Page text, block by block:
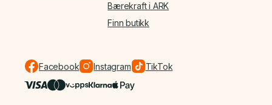
Bærekraft i ARK
Finn butikk
Facebook Instagram TikTok